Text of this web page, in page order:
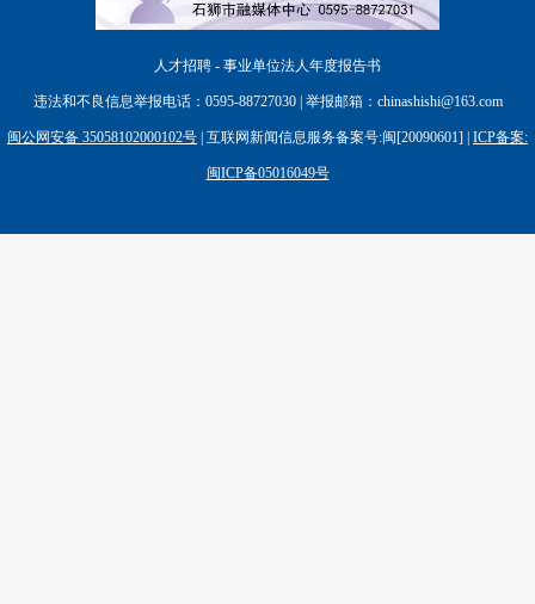
人才招聘 - 事业单位法人年度报告书
违法和不良信息举报电话：0595-88727030 | 举报邮箱：chinashishi@163.com
闽公网安备 35058102000102号 | 互联网新闻信息服务备案号:闽[20090601] | ICP备案:
闽ICP备05016049号